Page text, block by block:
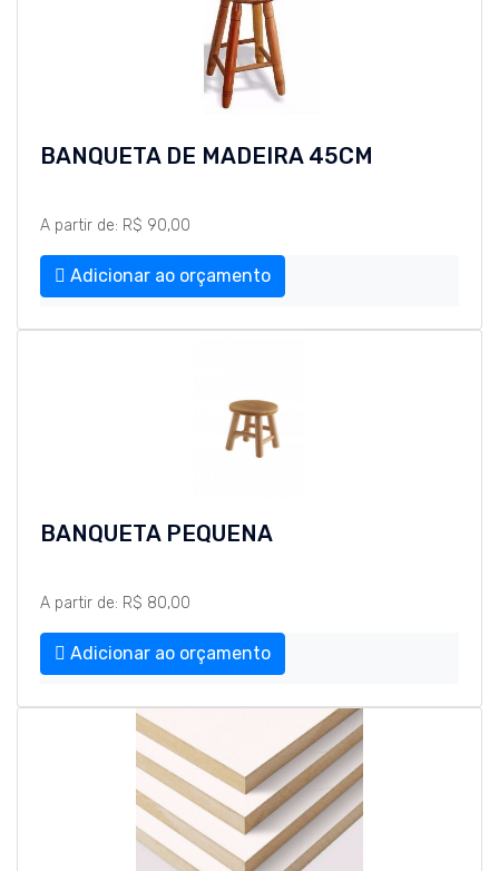
BANQUETA DE MADEIRA 45CM
A partir de: R$ 90,00
Adicionar ao orçamento
BANQUETA PEQUENA
A partir de: R$ 80,00
Adicionar ao orçamento